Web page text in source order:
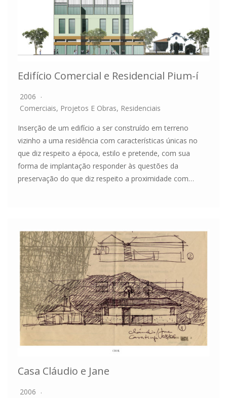
Edifício Comercial e Residencial Pium-í
2006
Comerciais, Projetos E Obras, Residenciais
Inserção de um edifício a ser construído em terreno
vizinho a uma residência com características únicas no
que diz respeito a época, estilo e pretende, com sua
forma de implantação responder às questões da
preservação do que diz respeito a proximidade com…
Casa Cláudio e Jane
2006